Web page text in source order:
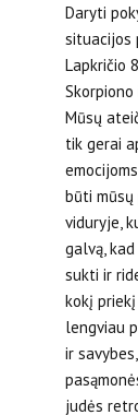
Daryti
situacijos
Lapkričio
Mūsų
tik gerai
būti mūsų
viduryje,
galvą,
sukti ir
kokį
lengviau
ir
judės